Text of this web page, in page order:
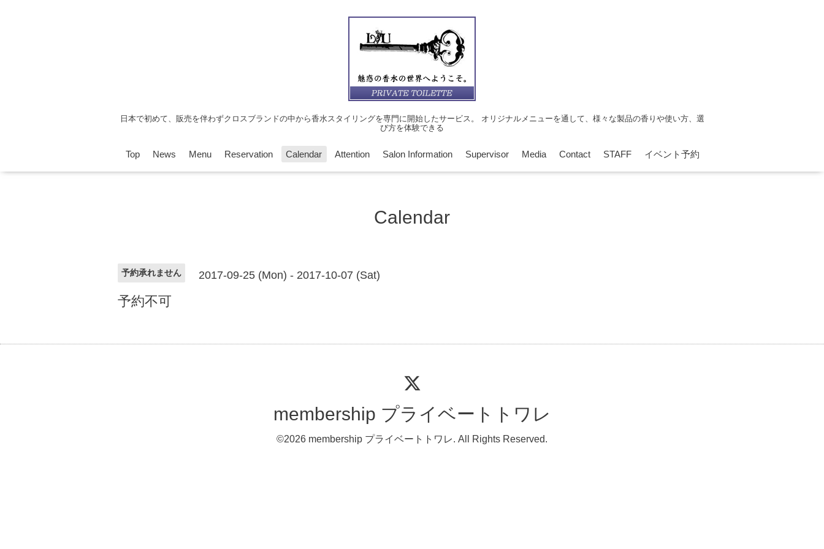
日本で初めて、販売を伴わずクロスブランドの中から香水スタイリングを専門に開始したサービス。 オリジナルメニューを通して、様々な製品の香りや使い方、選
び方を体験できる
Top News Menu Reservation Calendar Attention Salon Information Supervisor Media Contact STAFF イベント予約
Calendar
予約承れません 2017-09-25 (Mon) - 2017-10-07 (Sat)
予約不可
membership プライベートトワレ
©2026 membership プライベートトワレ. All Rights Reserved.